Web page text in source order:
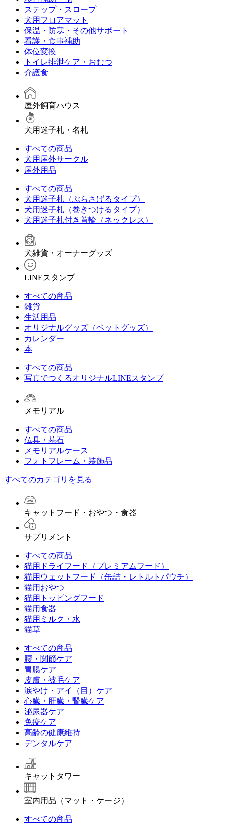
ステップ・スロープ
犬用フロアマット
保温・防寒・その他サポート
看護・食事補助
体位変換
トイレ排泄ケア・おむつ
介護食
屋外飼育ハウス
犬用迷子札・名札
すべての商品
犬用屋外サークル
屋外用品
すべての商品
犬用迷子札（ぶらさげるタイプ）
犬用迷子札（巻きつけるタイプ）
犬用迷子札付き首輪（ネックレス）
犬雑貨・オーナーグッズ
LINEスタンプ
すべての商品
雑貨
生活用品
オリジナルグッズ（ペットグッズ）
カレンダー
本
すべての商品
写真でつくるオリジナルLINEスタンプ
メモリアル
すべての商品
仏具・墓石
メモリアルケース
フォトフレーム・装飾品
すべてのカテゴリを見る
キャットフード・おやつ・食器
サプリメント
すべての商品
猫用ドライフード（プレミアムフード）
猫用ウェットフード（缶詰・レトルトパウチ）
猫用おやつ
猫用トッピングフード
猫用食器
猫用ミルク・水
猫草
すべての商品
腰・関節ケア
胃腸ケア
皮膚・被毛ケア
涙やけ・アイ（目）ケア
心臓・肝臓・腎臓ケア
泌尿器ケア
免疫ケア
高齢の健康維持
デンタルケア
キャットタワー
室内用品（マット・ケージ）
すべての商品